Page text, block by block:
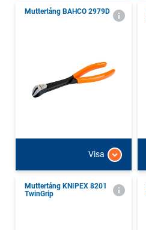
Muttertång BAHCO 2979D
Visa
Muttertång KNIPEX 8201
TwinGrip